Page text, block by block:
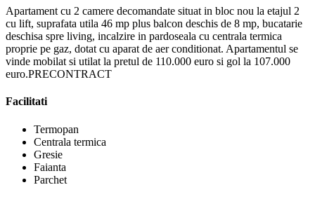
Apartament cu 2 camere decomandate situat in bloc nou la etajul 2
cu lift, suprafata utila 46 mp plus balcon deschis de 8 mp, bucatarie
deschisa spre living, incalzire in pardoseala cu centrala termica
proprie pe gaz, dotat cu aparat de aer conditionat. Apartamentul se
vinde mobilat si utilat la pretul de 110.000 euro si gol la 107.000
euro.PRECONTRACT
Facilitati
Termopan
Centrala termica
Gresie
Faianta
Parchet